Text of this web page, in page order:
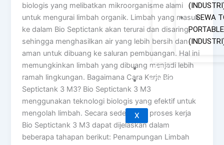
SEWA
ARTIKEL
KONTAK
X
biologis yang melibatkan mikroorganisme alami
untuk mengurai limbah organik. Limbah yang masuk
ke dalam Bio Septictank akan terurai dan disaring,
sehingga menghasilkan air yang lebih bersih dan
aman untuk dibuang ke saluran pembuangan. Hal ini
memungkinkan limbah yang dibuang menjadi lebih
ramah lingkungan. Bagaimana Cara Kerja Bio
Septictank 3 M3? Bio Septictank 3 M3
menggunakan teknologi biologis yang efektif untuk
mengolah limbah. Secara sederhana, proses kerja
Bio Septictank 3 M3 dapat dijelaskan dalam
beberapa tahapan berikut: Penampungan Limbah